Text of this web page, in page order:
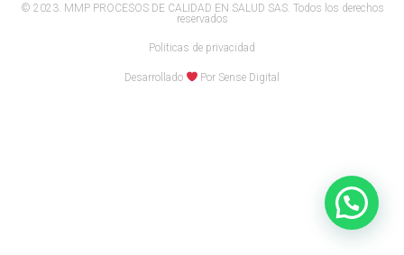
© 2023. MMP PROCESOS DE CALIDAD EN SALUD SAS. Todos los derechos
reservados
Politicas de privacidad
Desarrollado Por Sense Digital